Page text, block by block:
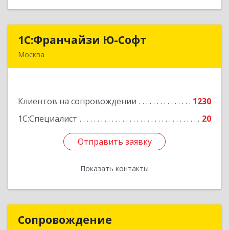
1С:Франчайзи Ю-Софт
Москва
Клиентов на сопровождении
1230
1С:Специалист
20
Отправить заявку
Показать контакты
1С:Франчайзи Ю-Софт
Подробнее
Отправить заявку
Назад
Сопровождение